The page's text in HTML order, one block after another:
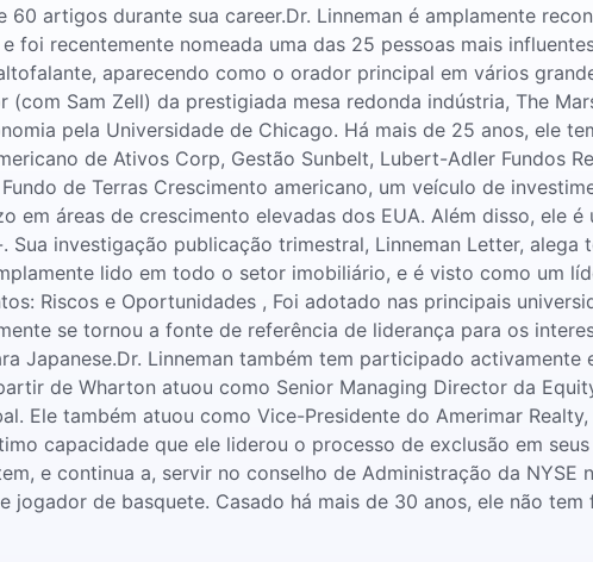
60 artigos durante sua career.Dr. Linneman é amplamente
foi recentemente nomeada uma das 25 pessoas mais
aparecendo como o orador principal em vários
Sam Zell) da prestigiada mesa redonda indústria, The
pela Universidade de Chicago. Há mais de 25 anos, ele
de Ativos Corp, Gestão Sunbelt, Lubert-Adler Fundos
de Terras Crescimento americano, um veículo de
em áreas de crescimento elevadas dos EUA. Além disso, ele
Sua investigação publicação trimestral, Linneman Letter, alega
lido em todo o setor imobiliário, e é visto como um
Riscos e Oportunidades , Foi adotado nas principais
se tornou a fonte de referência de liderança para os
Japanese.Dr. Linneman também tem participado
de Wharton atuou como Senior Managing Director da
Ele também atuou como Vice-Presidente do Amerimar
capacidade que ele liderou o processo de exclusão em
e continua a, servir no conselho de Administração da NYSE
jogador de basquete. Casado há mais de 30 anos, ele não tem